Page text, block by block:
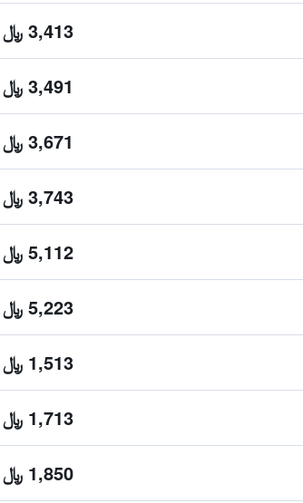
3,413 ﷼
3,491 ﷼
3,671 ﷼
3,743 ﷼
5,112 ﷼
5,223 ﷼
1,513 ﷼
1,713 ﷼
1,850 ﷼